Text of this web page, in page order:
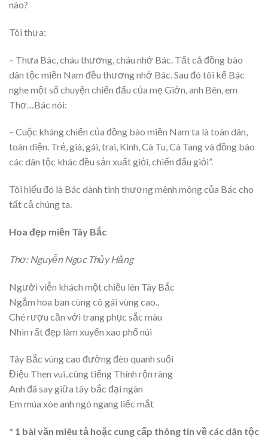
nào?
Tôi thưa:
– Thưa Bác, cháu thương, cháu nhớ Bác. Tất cả đồng bào
dân tộc miền Nam đều thương nhớ Bác. Sau đó tôi kể Bác
nghe một số chuyện chiến đấu của mẹ Giớn, anh Bên, em
Thơ…Bác nói:
– Cuộc kháng chiến của đồng bào miền Nam ta là toàn dân,
toàn diện. Trẻ, già, gái, trai, Kinh, Cà Tu, Cà Tang và đồng bào
các dân tộc khác đều sản xuất giỏi, chiến đấu giỏi”.
Tôi hiểu đó là Bác dành tình thương mênh mông của Bác cho
tất cả chúng ta.
Hoa đẹp miền Tây Bắc
Thơ: Nguyễn Ngọc Thủy Hằng
Người viễn khách một chiều lên Tây Bắc
Ngắm hoa ban cùng cô gái vùng cao..
Ché rượu cần với trang phục sắc màu
Nhìn rất đẹp làm xuyến xao phố núi
Tây Bắc vùng cao đường đèo quanh suối
Điệu Then vui..cùng tiếng Thính rộn ràng
Anh đã say giữa tây bắc đại ngàn
Em múa xòe anh ngó ngang liếc mắt
* 1 bài văn miêu tả hoặc cung cấp thông tin về các dân tộc